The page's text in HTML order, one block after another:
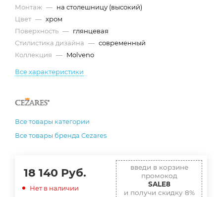
Монтаж — на столешницу (высокий)
Цвет — хром
Поверхность — глянцевая
Стилистика дизайна — современный
Коллекция — Molveno
Все характеристики
Все товары категории
Все товары бренда Cezares
18 140 Руб.
Нет в наличии
введи в корзине
промокод
SALE8
и получи скидку 8%